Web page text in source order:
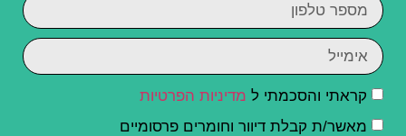
קראתי והסכמתי ל מדיניות הפרטיות
מאשר/ת קבלת דיוור וחומרים פרסומיים